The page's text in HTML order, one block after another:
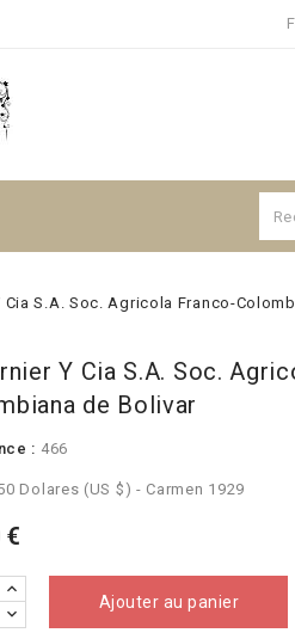
Cia S.A. Soc. Agricola Franco-
Y Cia S.A. Soc.
de Bolivar
: 466
Dolares (US $) - Carmen 1929
€
Ajouter au panier